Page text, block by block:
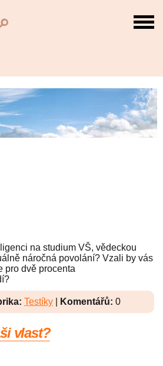
na studium VŠ, vědeckou
náročná povolání? Vzali by vás
pro dvě procenta
Testíky Komentářů: 0
vlast?